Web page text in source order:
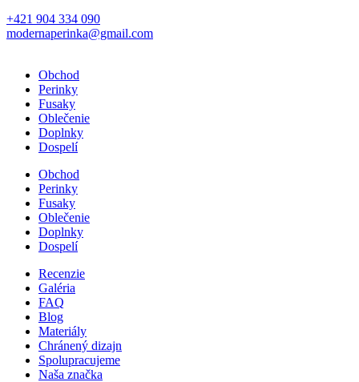
+421 904 334 090
modernaperinka@gmail.com
Obchod
Perinky
Fusaky
Oblečenie
Doplnky
Dospelí
Obchod
Perinky
Fusaky
Oblečenie
Doplnky
Dospelí
Recenzie
Galéria
FAQ
Blog
Materiály
Chránený dizajn
Spolupracujeme
Naša značka